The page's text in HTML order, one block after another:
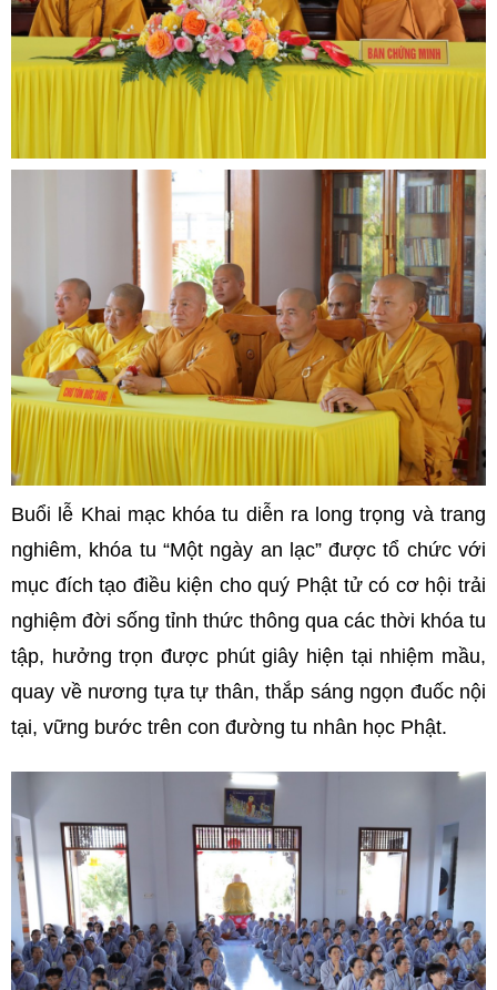
Buổi lễ Khai mạc khóa tu diễn ra long trọng và trang
nghiêm, khóa tu “Một ngày an lạc” được tổ chức với
mục đích tạo điều kiện cho quý Phật tử có cơ hội trải
nghiệm đời sống tỉnh thức thông qua các thời khóa tu
tập, hưởng trọn được phút giây hiện tại nhiệm mầu,
quay về nương tựa tự thân, thắp sáng ngọn đuốc nội
tại, vững bước trên con đường tu nhân học Phật.